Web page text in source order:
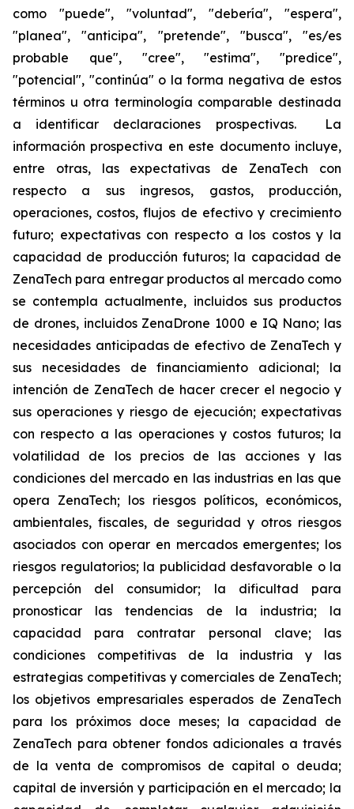
como "puede", "voluntad", "debería", "espera",
"planea", "anticipa", "pretende", "busca", "es/es
probable que", "cree", "estima", "predice",
"potencial", "continúa" o la forma negativa de estos
términos u otra terminología comparable destinada
a identificar declaraciones prospectivas. La
información prospectiva en este documento incluye,
entre otras, las expectativas de ZenaTech con
respecto a sus ingresos, gastos, producción,
operaciones, costos, flujos de efectivo y crecimiento
futuro; expectativas con respecto a los costos y la
capacidad de producción futuros; la capacidad de
ZenaTech para entregar productos al mercado como
se contempla actualmente, incluidos sus productos
de drones, incluidos ZenaDrone 1000 e IQ Nano; las
necesidades anticipadas de efectivo de ZenaTech y
sus necesidades de financiamiento adicional; la
intención de ZenaTech de hacer crecer el negocio y
sus operaciones y riesgo de ejecución; expectativas
con respecto a las operaciones y costos futuros; la
volatilidad de los precios de las acciones y las
condiciones del mercado en las industrias en las que
opera ZenaTech; los riesgos políticos, económicos,
ambientales, fiscales, de seguridad y otros riesgos
asociados con operar en mercados emergentes; los
riesgos regulatorios; la publicidad desfavorable o la
percepción del consumidor; la dificultad para
pronosticar las tendencias de la industria; la
capacidad para contratar personal clave; las
condiciones competitivas de la industria y las
estrategias competitivas y comerciales de ZenaTech;
los objetivos empresariales esperados de ZenaTech
para los próximos doce meses; la capacidad de
ZenaTech para obtener fondos adicionales a través
de la venta de compromisos de capital o deuda;
capital de inversión y participación en el mercado; la